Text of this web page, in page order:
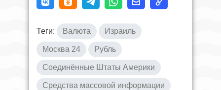
Теги: Валюта Израиль
Москва 24 Рубль
Соединённые Штаты Америки
Средства массовой информации